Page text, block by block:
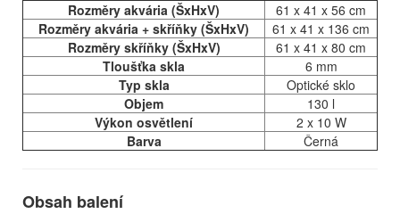
Rozměry akvária (ŠxHxV)
61 x 41 x 56 cm
Rozměry akvária + skříňky (ŠxHxV)
61 x 41 x 136 cm
Rozměry skříňky (ŠxHxV)
61 x 41 x 80 cm
Tloušťka skla
6 mm
Typ skla
Optické sklo
Objem
130 l
Výkon osvětlení
2 x 10 W
Barva
Černá
Obsah balení